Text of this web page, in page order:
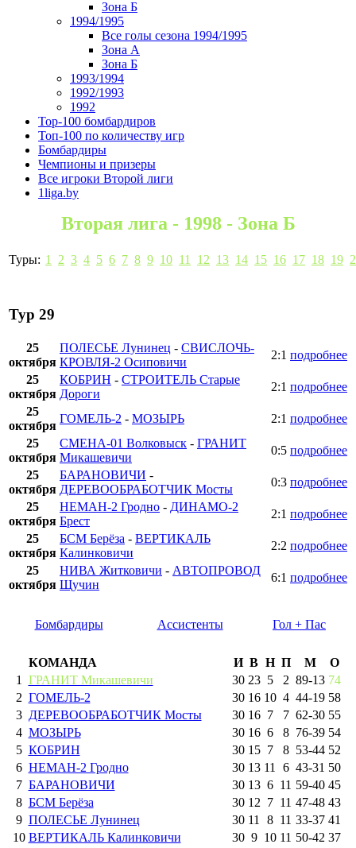
Зона Б
1994/1995
Все голы сезона 1994/1995
Зона А
Зона Б
1993/1994
1992/1993
1992
Top-100 бомбардиров
Топ-100 по количеству игр
Бомбардиры
Чемпионы и призеры
Все игроки Второй лиги
1liga.by
Вторая лига - 1998 - Зона Б
Туры: 1 2 3 4 5 6 7 8 9 10 11 12 13 14 15 16 17 18 19
Тур 29
25
октября
ПОЛЕСЬЕ Лунинец - СВИСЛОЧЬ-
КРОВЛЯ-2 Осиповичи
2:1 подробнее
25
октября
КОБРИН - СТРОИТЕЛЬ Старые
Дороги
2:1 подробнее
25
октября
ГОМЕЛЬ-2 - МОЗЫРЬ 2:1 подробнее
25
октября
СМЕНА-01 Волковыск - ГРАНИТ
Микашевичи
0:5 подробнее
25
октября
БАРАНОВИЧИ -
ДЕРЕВООБРАБОТЧИК Мосты
0:3 подробнее
25
октября
НЕМАН-2 Гродно - ДИНАМО-2
Брест
2:1 подробнее
25
октября
БСМ Берёза - ВЕРТИКАЛЬ
Калинковичи
2:2 подробнее
25
октября
НИВА Житковичи - АВТОПРОВОД
Щучин
6:1 подробнее
Бомбардиры Ассистенты Гол + Пас
КОМАНДА И В Н П М
О
1
ГРАНИТ Микашевичи 30 23 5 2 89-13 74
2 ГОМЕЛЬ-2 30 16 10 4 44-19 58
3 ДЕРЕВООБРАБОТЧИК Мосты 30 16 7 7 62-30 55
4 МОЗЫРЬ 30 16 6 8 76-39 54
5 КОБРИН 30 15 7 8 53-44 52
6 НЕМАН-2 Гродно 30 13 11 6 43-31 50
7 БАРАНОВИЧИ 30 13 6 11 59-40 45
8 БСМ Берёза 30 12 7 11 47-48 43
9 ПОЛЕСЬЕ Лунинец 30 11 8 11 33-37 41
10 ВЕРТИКАЛЬ Калинковичи 30 9 10 11 50-42 37